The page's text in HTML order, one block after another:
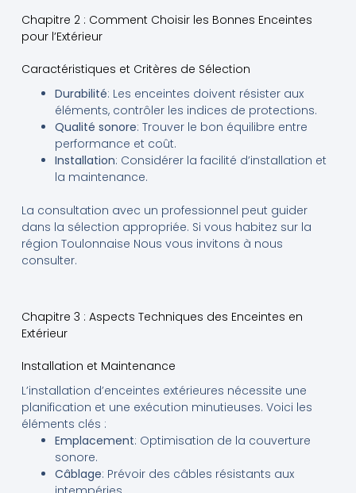
Chapitre 2 : Comment Choisir les Bonnes Enceintes
pour l’Extérieur
Caractéristiques et Critères de Sélection
Durabilité: Les enceintes doivent résister aux
éléments, contrôler les indices de protections.
Qualité sonore: Trouver le bon équilibre entre
performance et coût.
Installation: Considérer la facilité d’installation et
la maintenance.
La consultation avec un professionnel peut guider
dans la sélection appropriée. Si vous habitez sur la
région Toulonnaise Nous vous invitons à nous
consulter.
Chapitre 3 : Aspects Techniques des Enceintes en
Extérieur
Installation et Maintenance
L’installation d’enceintes extérieures nécessite une
planification et une exécution minutieuses. Voici les
éléments clés :
Emplacement: Optimisation de la couverture
sonore.
Câblage: Prévoir des câbles résistants aux